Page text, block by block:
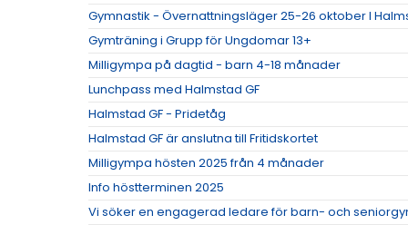
Gymnastik - Övernattningsläger 25-26 oktober I
Gymträning i Grupp för Ungdomar 13+
Milligympa på dagtid - barn 4-18 månader
Lunchpass med Halmstad GF
Halmstad GF - Pridetåg
Halmstad GF är anslutna till Fritidskortet
Milligympa hösten 2025 från 4 månader
Info höstterminen 2025
Vi söker en engagerad ledare för barn- och